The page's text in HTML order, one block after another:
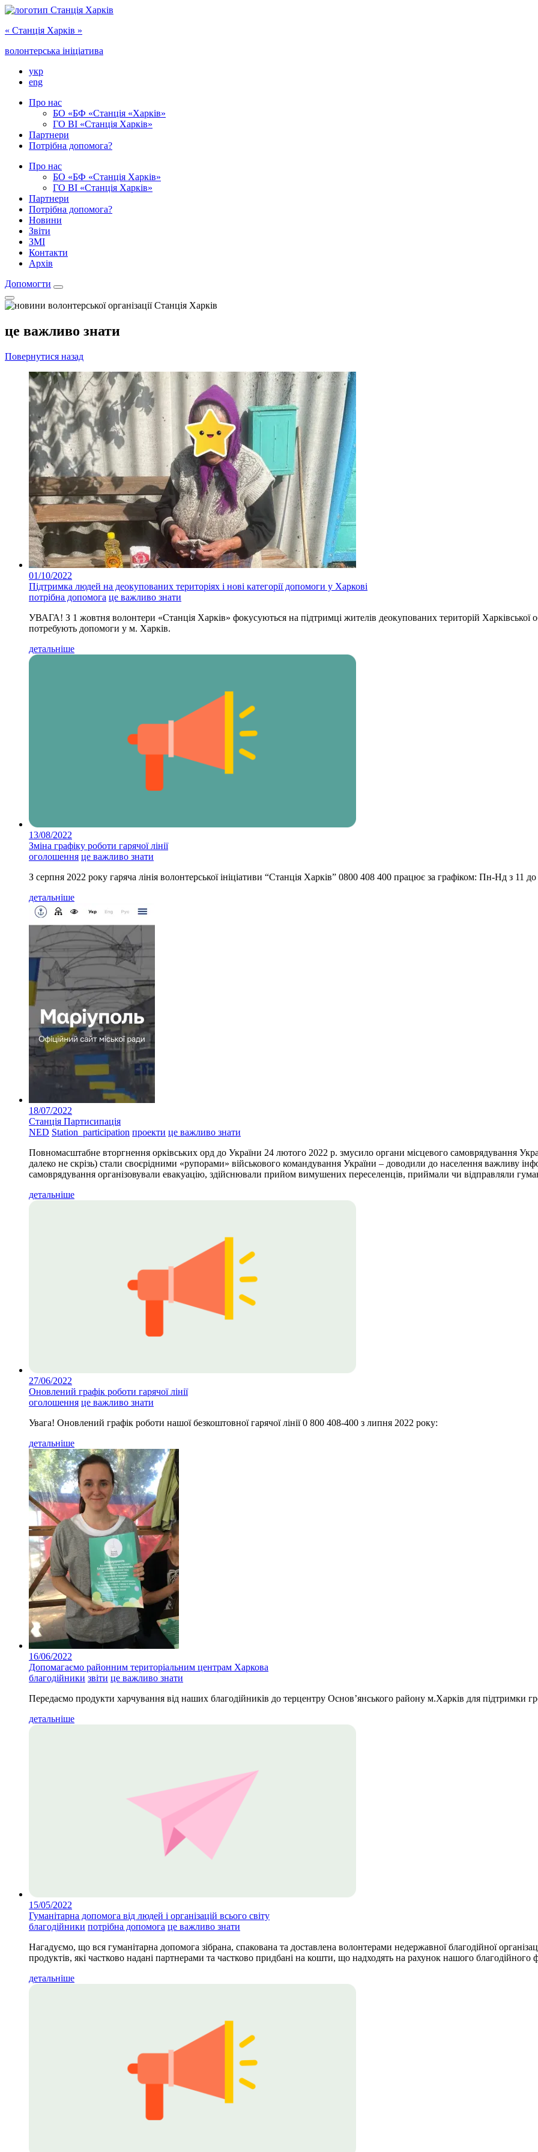
« Cтанція Харків »
волонтерська ініціатива
укр
eng
Про нас
БО «БФ «Станція «Харків»
ГО ‎ВІ «‎Станція Харків»
Партнери
Потрібна допомога?
Про нас
БО ‎«БФ «Станція Харків»
ГО ВІ «Станція Харків»
Партнери
Потрібна допомога?
Новини
Звіти
ЗМІ
Контакти
Архів
Допомогти
це важливо знати
Повернутися назад
01/10/2022
Підтримка людей на деокупованих територіях і нові категорії допомоги у Харкові
потрібна допомога це важливо знати
УВАГА! З 1 жовтня волонтери «‎Станція Харків» фокусуються на підтримці жителів деокупованих територій Харківської
потребують допомоги у м. Харків.
детальніше
13/08/2022
Зміна графіку роботи гарячої лінії
оголошення це важливо знати
З серпня 2022 року гаряча лінія волонтерської ініціативи “Станція Харків” 0800 408 400 працює за графіком: Пн-Нд з 11
детальніше
18/07/2022
Станція Партисипація
NED Station_participation проекти це важливо знати
Повномасштабне вторгнення орківських орд до України 24 лютого 2022 р. змусило органи місцевого самоврядування
далеко не скрізь) стали своєрідними «рупорами» військового командування України – доводили до населення важливу
самоврядування організовували евакуацію, здійснювали прийом вимушених переселенців, приймали чи відправляли
детальніше
27/06/2022
Оновлений графік роботи гарячої лінії
оголошення це важливо знати
Увага! Оновлений графік роботи нашої безкоштовної гарячої лінії 0 800 408-400 з липня 2022 року:
детальніше
16/06/2022
Допомагаємо районним територіальним центрам Харкова
благодійники звіти це важливо знати
Передаємо продукти харчування від наших благодійників до терцентру Основ’янського району м.Харків для підтримки
детальніше
15/05/2022
Гуманітарна допомога від людей і організацій всього світу
благодійники потрібна допомога це важливо знати
Нагадуємо, що вся гуманітарна допомога зібрана, спакована та доставлена волонтерами недержавної благодійної
продуктів, які частково надані партнерами та частково придбані на кошти, що надходять на рахунок нашого благодійного
детальніше